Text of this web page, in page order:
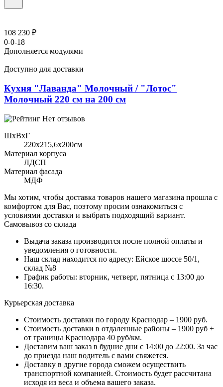
108 230 ₽
0-0-18
Дополняется модулями
Доступно для доставки
Кухня "Лаванда" Молочный / "Лотос"
Молочный 220 см на 200 см
Нет отзывов
ШхВхГ
220x215,6х200см
Материал корпуса
ЛДСП
Материал фасада
МДФ
Мы хотим, чтобы доставка товаров нашего магазина прошла с
комфортом для Вас, поэтому просим ознакомиться с
условиями доставки и выбрать подходящий вариант.
Самовывоз со склада
Выдача заказа производится после полной оплаты и
уведомления о готовности.
Наш склад находится по адресу: Ейское шоссе 50/1,
склад №8
График работы: вторник, четверг, пятница с 13:00 до
16:30.
Курьерская доставка
Стоимость доставки по городу Краснодар – 1900 руб.
Стоимость доставки в отдаленные районы – 1900 руб +
от границы Краснодара 40 руб/км.
Доставим ваш заказ в будние дни с 14:00 до 22:00. За час
до приезда наш водитель с вами свяжется.
Доставку в другие города сможем осуществить
транспортной компанией. Стоимость будет рассчитана
исходя из веса и объема вашего заказа.